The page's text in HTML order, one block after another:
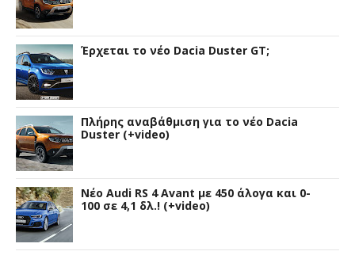
Έρχεται το νέο Dacia Duster GT;
Πλήρης αναβάθμιση για το νέο Dacia
Duster (+video)
Νέο Audi RS 4 Avant με 450 άλογα και 0-
100 σε 4,1 δλ.! (+video)